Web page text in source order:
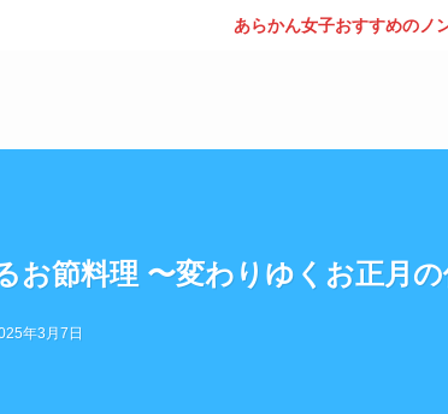
あらかん女子おすすめのノ
お節料理 〜変わりゆくお正月
年3月7日